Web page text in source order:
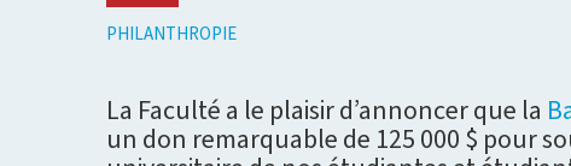
PHILANTHROPIE
La Faculté a le plaisir d’annoncer que la
un don remarquable de 125 000 $ pour